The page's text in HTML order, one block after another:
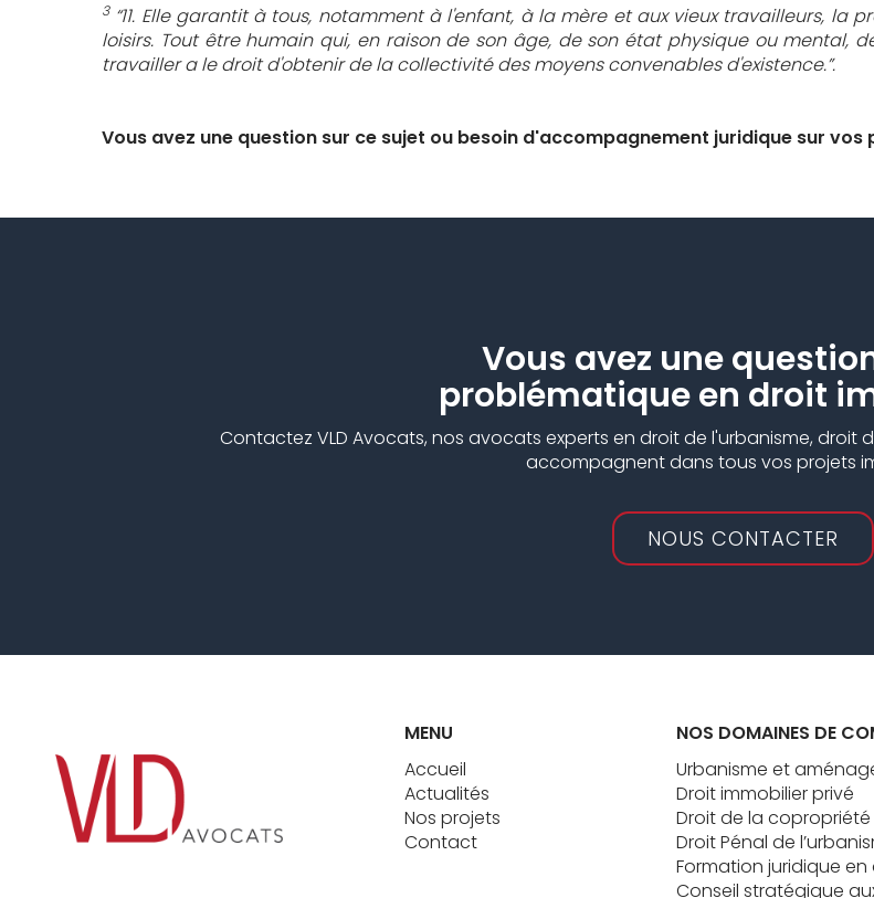
3“11. Elle garantit à tous, notamment à l'enfant, à la mère et aux vieux travailleurs, la
loisirs. Tout être humain qui, en raison de son âge, de son état physique ou mental,
travailler a le droit d'obtenir de la collectivité des moyens convenables d'existence.”.
Vous avez une question sur ce sujet ou besoin d'accompagnement juridique sur
Vous avez une
problématique en droit
Contactez VLD Avocats, nos avocats experts en droit de l'urbanisme, droit
accompagnent dans tous vos projets
NOUS CONTACTER
MENU
Accueil
Actualités
Nos projets
Contact
NOS DOMAINES DE
Urbanisme et
Droit immobilier privé
Droit de la copropriété
Droit Pénal de
Formation juridique
Conseil stratégique